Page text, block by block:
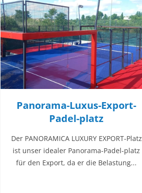
Panorama-Luxus-Export-
Padel-platz
Der PANORAMICA LUXURY EXPORT-Platz
ist unser idealer Panorama-Padel-platz
für den Export, da er die Belastung...